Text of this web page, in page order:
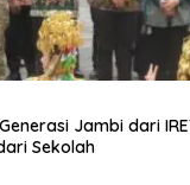
Jambi dari
Sekolah